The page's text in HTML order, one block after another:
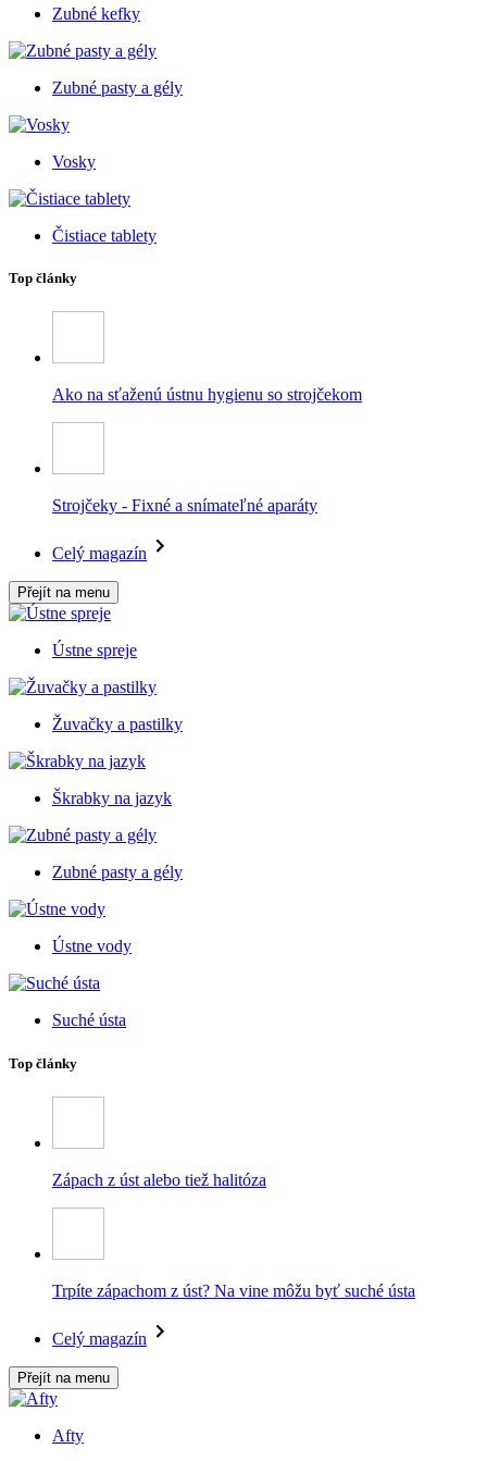
Zubné kefky
Zubné pasty a gély
Vosky
Čistiace tablety
Top články
Ako na sťaženú ústnu hygienu so strojčekom
Strojčeky - Fixné a snímateľné aparáty
Celý magazín
Přejít na menu
Ústne spreje
Žuvačky a pastilky
Škrabky na jazyk
Zubné pasty a gély
Ústne vody
Suché ústa
Top články
Zápach z úst alebo tiež halitóza
Trpíte zápachom z úst? Na vine môžu byť suché ústa
Celý magazín
Přejít na menu
Afty